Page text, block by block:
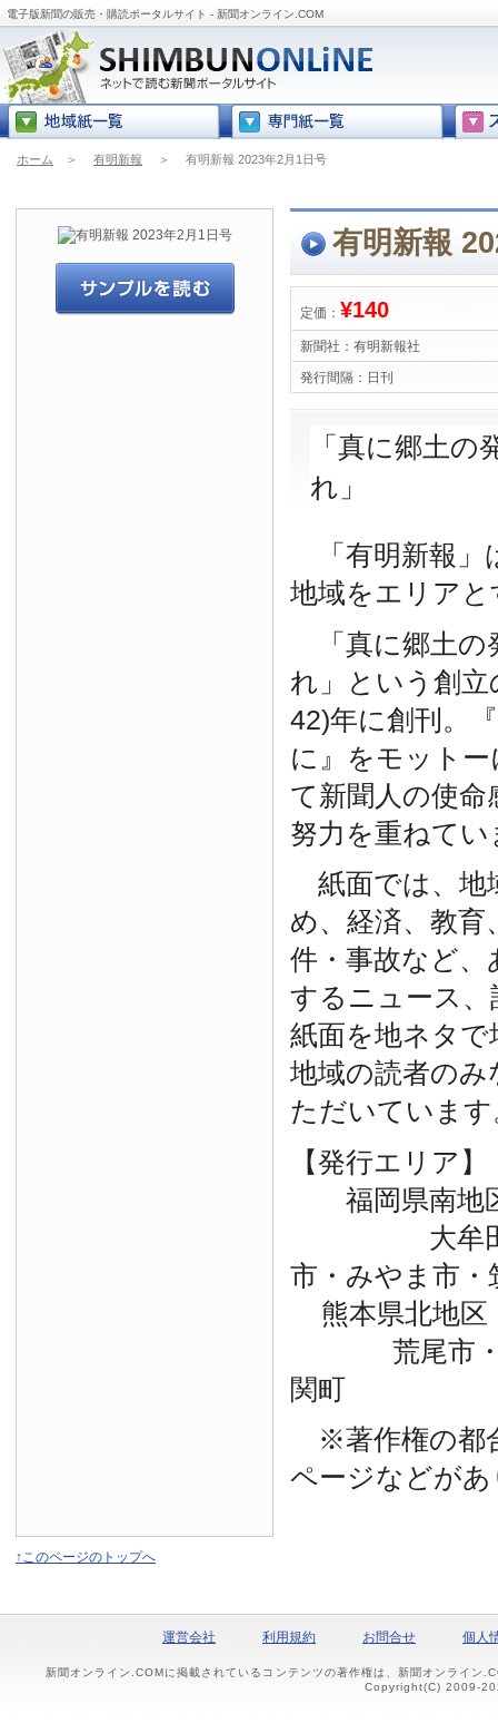
電子版新聞の販売・購読ポータルサイト - 新聞オンライン.COM
ホーム ＞ 有明新報 ＞ 有明新報 2023年2月1日号
有明新報
定価： ¥140
新聞社： 有明新報社
発行間隔： 日刊
「真に郷土の
れ」
「有明新報」
地域をエリア
「真に郷土の
れ」という創
42)年に創刊。
に』をモット
て新聞人の使命
努力を重ねてい
紙面では、地
め、経済、教育
件・事故など
するニュース
紙面を地ネタ
地域の読者の
ただいています
【発行エリア】
福岡県南地
大牟田市
市・みやま市・
熊本県北地区
荒尾市・玉
関町
※著作権の都
ページなどが
↑このページのトップへ
運営会社 利用規約 お問合せ 個人
新聞オンライン.COMに掲載されているコンテンツの著作権は、新聞オンライン
Copyright(C) 2009-